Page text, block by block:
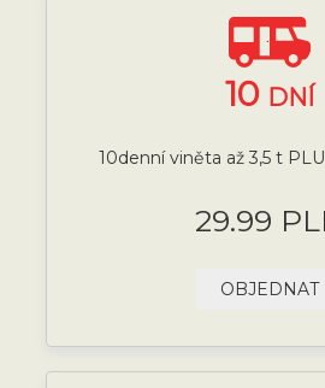
10 DNÍ
10denní viněta až 3,5 t
29.99
OBJEDNAT